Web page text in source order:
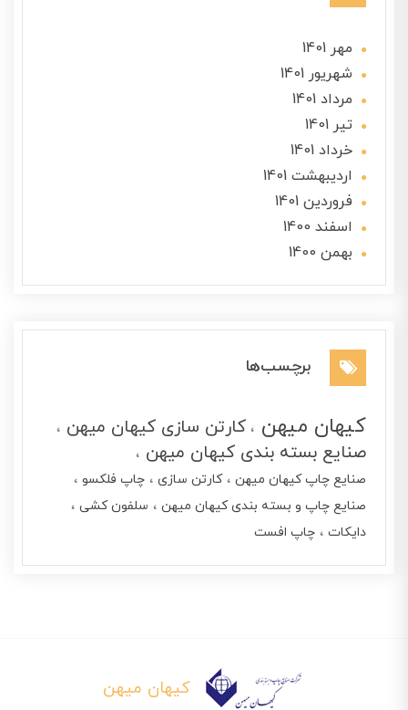
مهر 1401
شهریور 1401
مرداد 1401
تير 1401
خرداد 1401
ارديبهشت 1401
فروردین 1401
اسفند 1400
بهمن 1400
برچسب‌ها
کیهان میهن
کارتن سازی کیهان میهن
صنایع بسته بندی کیهان میهن
صنایع چاپ کیهان میهن کارتن سازی
چاپ فلکسو
صنایع چاپ و بسته بندی کیهان میهن
سلفون کشی
دایکات
چاپ افست
کیهان میهن